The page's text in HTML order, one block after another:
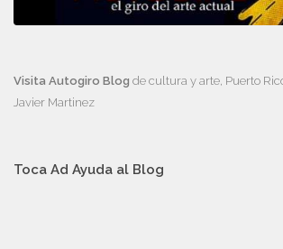
Visita Autogiro Blog de cultura y arte, Puerto
Javier Martinez
Toca Ad Ayuda al Blog